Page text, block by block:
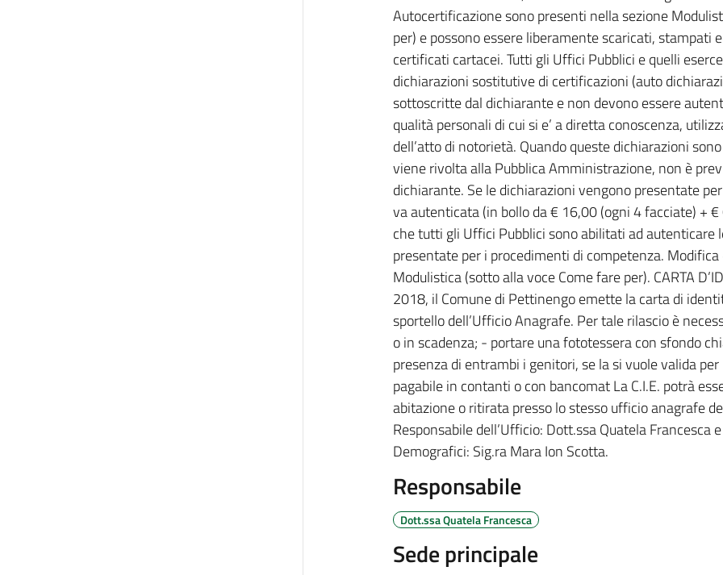
Autocertificazione sono presenti nella sezione
per) e possono essere liberamente scaricati,
certificati cartacei. Tutti gli Uffici Pubblici e quelli
dichiarazioni sostitutive di certificazioni (auto
sottoscritte dal dichiarante e non devono essere
qualità personali di cui si e’ a diretta conoscenza,
dell’atto di notorietà. Quando queste dichiarazioni
viene rivolta alla Pubblica Amministrazione, non è
dichiarante. Se le dichiarazioni vengono presentate
va autenticata (in bollo da € 16,00 (ogni 4 facciate) +
che tutti gli Uffici Pubblici sono abilitati ad autenticare
presentate per i procedimenti di competenza.
Modulistica (sotto alla voce Come fare per). CARTA
2018, il Comune di Pettinengo emette la carta di
sportello dell’Ufficio Anagrafe. Per tale rilascio è
o in scadenza; - portare una fototessera con sfondo
presenza di entrambi i genitori, se la si vuole valida
pagabile in contanti o con bancomat La C.I.E. potrà
abitazione o ritirata presso lo stesso ufficio anagrafe
Responsabile dell’Ufficio: Dott.ssa Quatela
Demografici: Sig.ra Mara Ion Scotta.
Responsabile
Dott.ssa Quatela Francesca
Sede principale